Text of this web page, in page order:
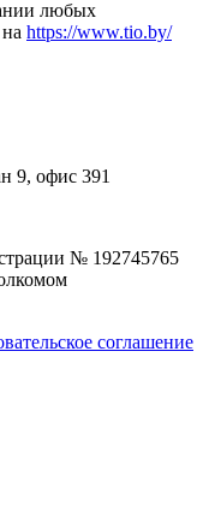
любых
https://www.tio.by/
9, офис 391
№ 192745765
соглашение